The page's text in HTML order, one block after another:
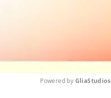
Powered by GliaStudios